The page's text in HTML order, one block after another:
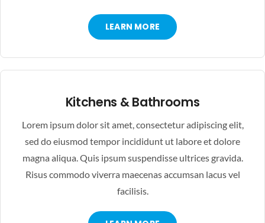
LEARN MORE
Kitchens & Bathrooms
Lorem ipsum dolor sit amet, consectetur adipiscing elit,
sed do eiusmod tempor incididunt ut labore et dolore
magna aliqua. Quis ipsum suspendisse ultrices gravida.
Risus commodo viverra maecenas accumsan lacus vel
facilisis.